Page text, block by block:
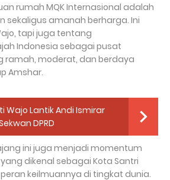
rumah MQK Internasional adalah
sekaligus amanah berharga. Ini
tapi juga tentang
Indonesia sebagai pusat
ramah, moderat, dan berdaya
Amshar.
Wajo Lantik Andi Ismirar
DPRD
ini juga menjadi momentum
dikenal sebagai Kota Santri
keilmuannya di tingkat dunia.